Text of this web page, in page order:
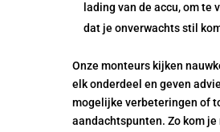
lading van de accu, om te
dat je onverwachts stil
Onze monteurs kijken
elk onderdeel en geven
mogelijke verbeteringen of
aandachtspunten. Zo kom je